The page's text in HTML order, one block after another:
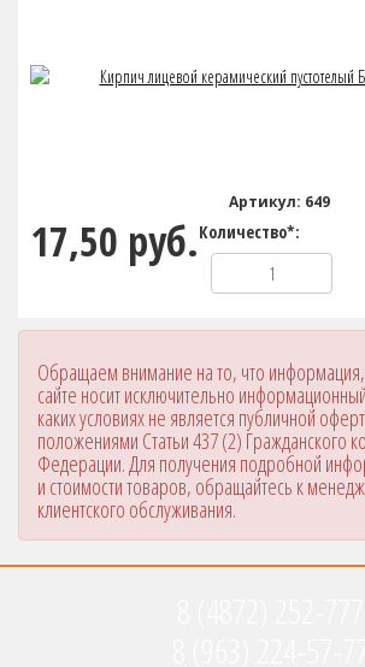
Артикул: 649
17,50 руб.Количество*:
Обращаем внимание на то, что
сайте носит исключительно
каких условиях не является публичной
положениями Статьи 437 (2) Гражданского
Федерации. Для получения подробной
и стоимости товаров, обращайтесь к
клиентского обслуживания.